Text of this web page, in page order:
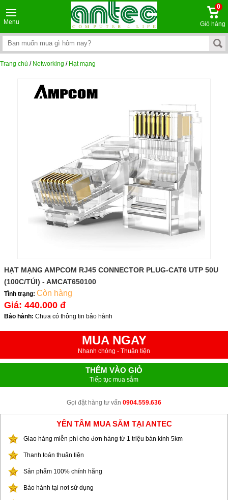
Menu
0
Giỏ hàng
Trang chủ / Networking / Hạt mạng
HẠT MẠNG AMPCOM RJ45 CONNECTOR PLUG-CAT6 UTP 50U
(100C/TÚI) - AMCAT650100
Tình trạng: Còn hàng
Giá: 440.000 đ
Bảo hành: Chưa có thông tin bảo hành
MUA NGAY
Nhanh chóng - Thuận tiện
THÊM VÀO GIỎ
Tiếp tục mua sắm
Gọi đặt hàng tư vấn 0904.559.636
YÊN TÂM MUA SẮM TẠI ANTEC
Giao hàng miễn phí cho đơn hàng từ 1 triệu bán kính 5km
Thanh toán thuận tiện
Sản phẩm 100% chính hãng
Bảo hành tại nơi sử dụng